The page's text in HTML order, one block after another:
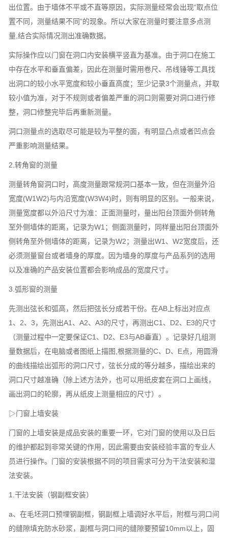
出位置。由于墙体不平或不直等原因，实际测量经常会出现“取点位
置不同，测量结果不同”的现象。所以大家在测量时要注意多点测
量,结合实际情况测出准确数据。
实际操作应以门窗在洞口内安装横平竖直为基准。由于洞口在施工
中存在水平和垂直偏差，因此在测量时需用卷尺、吊线锤等工具找
出洞口的较小水平宽度和较小垂直高度；至少记录3个测量点，并取
较小值为准，对于不规则或者偏差严重的洞口则需要对洞口进行修
整，洞口修整完毕后再重新测量。
洞口测量点的选取尽可能是较为平整的面，有明显凸点或者凹点会
严重影响测量结果。
2.转角窗的测量
测量转角窗洞口时，高度测量跟常规洞口基本一致，但在测量外沿
宽度(W1W2)与内沿宽度(W3W4)时，则有明显的区别。一般来说，
测量宽度都以外沿尺寸为准：正面测量时，量出阳台顶面外侧转角
至外侧墙体的距离，记录为W1；侧面测量时，同样量出阳台顶面外
侧转角至外侧墙体的距离，记录为W2；测量出W1、W2宽度后，还
必须测量窗台或者墙身的厚度。因为墙身的厚度与产品系列的选用
以及准确的产品安装位置都会影响成品的宽度尺寸。
3.弧形窗的测量
先测出弦长和弧高，然后把弦长分成若干份。在AB上标出对应点
1、2、3，先测出A1、A2、A3的尺寸，再测出C1、D2、E3的尺寸
（测量过程中一定要保证C1、D2、E3与AB垂直）。记录好几组测
量数据后，在电脑或者图纸上描图,根据测量的C、D、E点，用圆滑
的曲线描绘出弧形的洞口尺寸，弦长分成的等分越多，描绘出来的
洞口尺寸越准确（除上述方法外，也可以用纸皮套在洞口上画线，
画出洞口的轮廓，再从纸皮上测量相应的尺寸）。
▷门窗上墙安装
门窗的上墙安装是成品安装的重要一环，它对门窗的使用以及日后
的维护都起到非常关键的作用，因此需要由安装经验丰富的专业人
员进行操作。门窗的安装根据不同的项目需求可分为干法安装和湿
法安装。
1.干法安装（钢副框安装）
a、在毛坯洞口预埋钢副框，钢副框上墙调好水平后，附框与洞口间
的缝隙填充防水砂浆，副框与洞口间的缝隙要预留10mm以上，固